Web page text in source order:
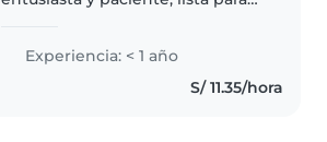
Aunque no tengo experiencia
profesional, tengo mucha
Experiencia: < 1 año
S/ 11.35/hora